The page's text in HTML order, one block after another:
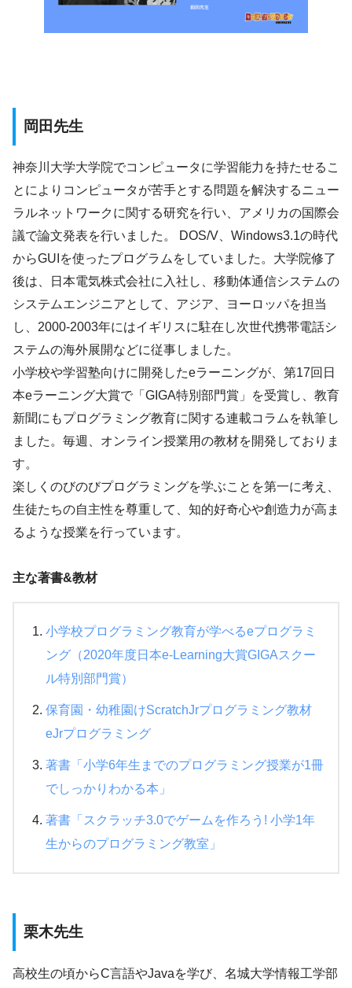
岡田先生
神奈川大学大学院でコンピュータに学習能力を持たせるこ
とによりコンピュータが苦手とする問題を解決するニュー
ラルネットワークに関する研究を行い、アメリカの国際会
議で論文発表を行いました。 DOS/V、Windows3.1の時代
からGUIを使ったプログラムをしていました。大学院修了
後は、日本電気株式会社に入社し、移動体通信システムの
システムエンジニアとして、アジア、ヨーロッパを担当
し、2000-2003年にはイギリスに駐在し次世代携帯電話シ
ステムの海外展開などに従事しました。
小学校や学習塾向けに開発したeラーニングが、第17回日
本eラーニング大賞で「GIGA特別部門賞」を受賞し、教育
新聞にもプログラミング教育に関する連載コラムを執筆し
ました。毎週、オンライン授業用の教材を開発しておりま
す。
楽しくのびのびプログラミングを学ぶことを第一に考え、
生徒たちの自主性を尊重して、知的好奇心や創造力が高ま
るような授業を行っています。
主な著書&教材
小学校プログラミング教育が学べるeプログラミ
ング（2020年度日本e-Learning大賞GIGAスクー
ル特別部門賞）
保育園・幼稚園けScratchJrプログラミング教材
eJrプログラミング
著書「小学6年生までのプログラミング授業が1冊
でしっかりわかる本」
著書「スクラッチ3.0でゲームを作ろう! 小学1年
生からのプログラミング教室」
栗木先生
高校生の頃からC言語やJavaを学び、名城大学情報工学部